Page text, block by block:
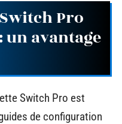
Pro
un avantage
Switch Pro est
de configuration